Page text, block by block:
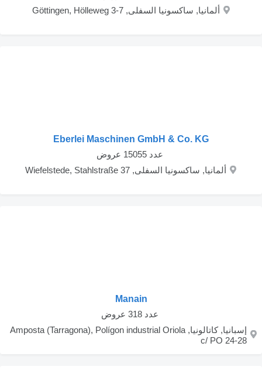
ألمانيا, ساكسونيا السفلى, Göttingen, Hölleweg 3-7
Eberlei Maschinen GmbH & Co. KG
‏ عدد 15055 عروض
ألمانيا, ساكسونيا السفلى, Wiefelstede, Stahlstraße 37
Manain
‏ عدد 318 عروض
إسبانيا, كاتالونيا, Amposta (Tarragona), Polígon industrial Oriola
c/ PO 24-28